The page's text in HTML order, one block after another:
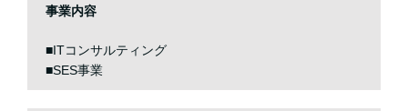
事業内容
■ITコンサルティング
■SES事業